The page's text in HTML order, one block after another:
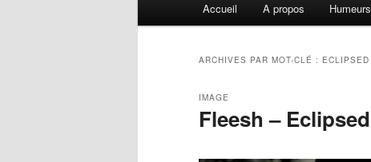
Accueil A propos Humeurs
ARCHIVES PAR MOT-CLÉ : ECLIPSED
Fleesh – Eclipsed
IMAGE